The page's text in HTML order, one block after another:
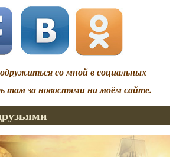
со мной в социальных
там за новостями на моём сайте.